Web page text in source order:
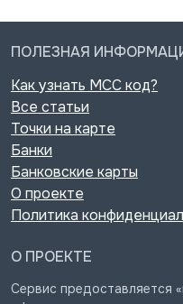
ПОЛЕЗНАЯ
Как узнать MCC код?
Все статьи
Точки на карте
Банки
Банковские карты
О проекте
Политика
О ПРОЕКТЕ
Сервис предоставляется